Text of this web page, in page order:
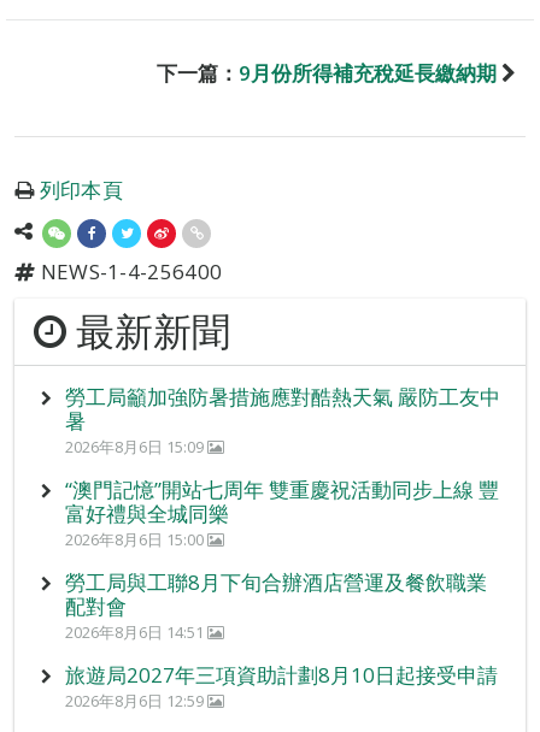
下一篇： 9月份所得補充稅延長繳納期
列印本頁
NEWS-1-4-256400
最新新聞
勞工局籲加強防暑措施應對酷熱天氣 嚴防工友中
暑
2026年8月6日 15:09
“澳門記憶”開站七周年 雙重慶祝活動同步上線 豐
富好禮與全城同樂
2026年8月6日 15:00
勞工局與工聯8月下旬合辦酒店營運及餐飲職業
配對會
2026年8月6日 14:51
旅遊局2027年三項資助計劃8月10日起接受申請
2026年8月6日 12:59